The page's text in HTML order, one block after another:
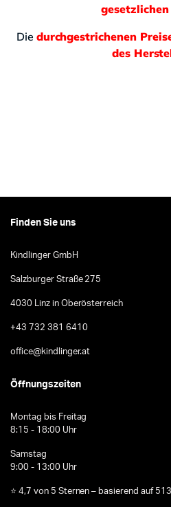
Die durchgestrichenen
des
Finden Sie uns
Kindlinger GmbH
Salzburger Straße 275
4030 Linz in Oberösterreich
+43 732 381 6410
office@kindlinger.at
Öffnungszeiten
Montag bis Freitag
8:15 - 18:00 Uhr
Samstag
9:00 - 13:00 Uhr
⭐ 4,7 von 5 Sternen – basierend auf